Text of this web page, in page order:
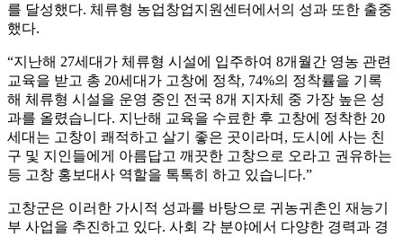
를 달성했다. 체류형 농업창업지원센터에서의 성과 또한 출중
했다.
“지난해 27세대가 체류형 시설에 입주하여 8개월간 영농 관련
교육을 받고 총 20세대가 고창에 정착, 74%의 정착률을 기록
해 체류형 시설을 운영 중인 전국 8개 지자체 중 가장 높은 성
과를 올렸습니다. 지난해 교육을 수료한 후 고창에 정착한 20
세대는 고창이 쾌적하고 살기 좋은 곳이라며, 도시에 사는 친
구 및 지인들에게 아름답고 깨끗한 고창으로 오라고 권유하는
등 고창 홍보대사 역할을 톡톡히 하고 있습니다.”
고창군은 이러한 가시적 성과를 바탕으로 귀농귀촌인 재능기
부 사업을 추진하고 있다. 사회 각 분야에서 다양한 경력과 경